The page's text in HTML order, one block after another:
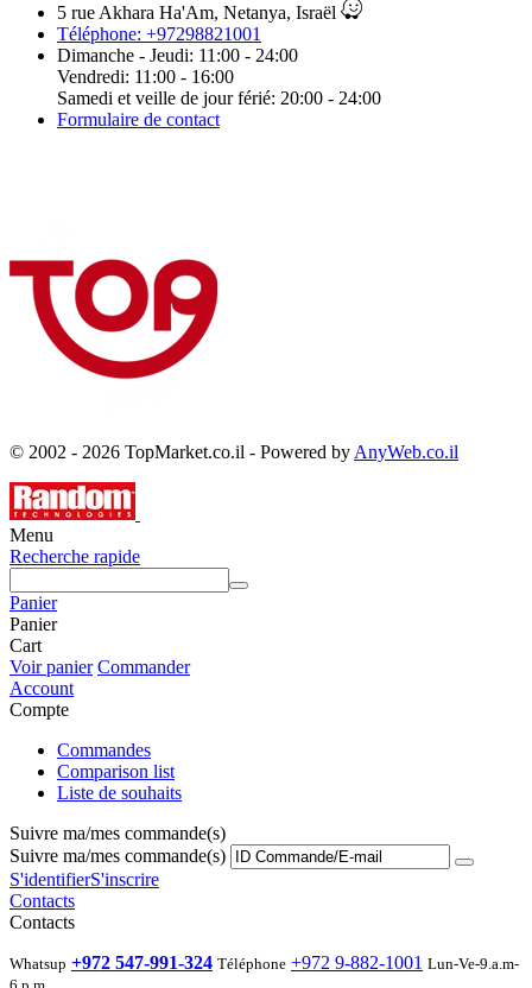
5 rue Akhara Ha'Am, Netanya, Israël
Téléphone: +97298821001
Dimanche - Jeudi: 11:00 - 24:00
Vendredi: 11:00 - 16:00
Samedi et veille de jour férié: 20:00 - 24:00
Formulaire de contact
© 2002 - 2026 TopMarket.co.il - Powered by AnyWeb.co.il
Menu
Recherche rapide
Panier
Panier
Cart
Voir panier Commander
Account
Compte
Commandes
Comparison list
Liste de souhaits
Suivre ma/mes commande(s)
Suivre ma/mes commande(s)
S'identifierS'inscrire
Contacts
Contacts
Whatsup +972 547-991-324 Téléphone +972 9-882-1001 Lun-Ve-9.a.m-